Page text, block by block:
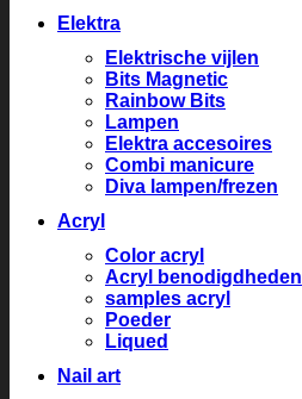
Elektra
Elektrische vijlen
Bits Magnetic
Rainbow Bits
Lampen
Elektra accesoires
Combi manicure
Diva lampen/frezen
Acryl
Color acryl
Acryl benodigdheden
samples acryl
Poeder
Liqued
Nail art